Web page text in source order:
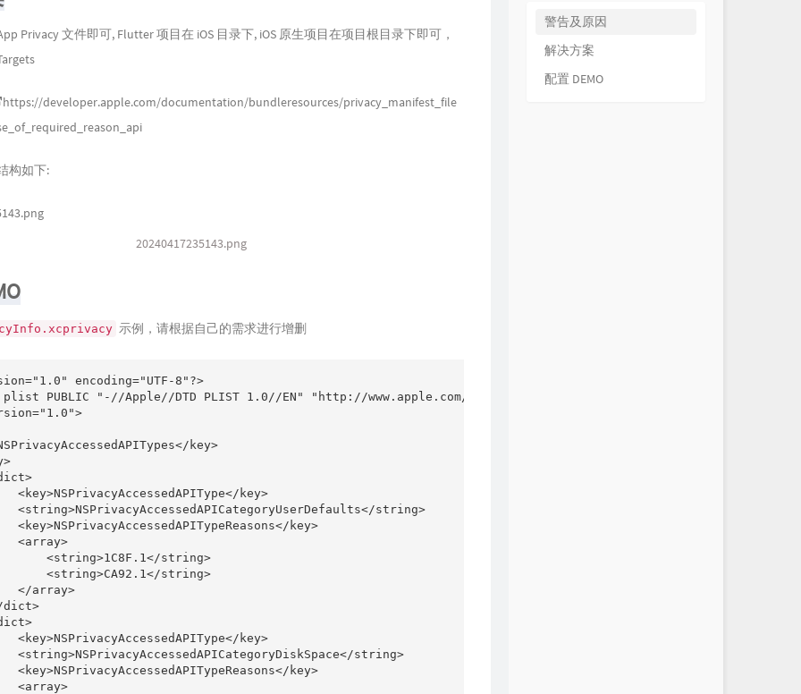
Privacy 文件即可, Flutter 项目在 iOS 目录下, iOS 原生项目在项目根目录下即可，
https://developer.apple.com/documentation/bundleresources/privacy_manifest_file
构如下:
20240417235143.png
示例，请根据自己的需求进行增删
encoding="UTF-8"?>
plist PUBLIC "-//Apple//DTD PLIST 1.0//EN" "http://www.apple.com/DTDs/PropertyList-1.0.dtd">
key>
<key>NSPrivacyAccessedAPIType</key>
<string>NSPrivacyAccessedAPICategoryUserDefaults</string>
<key>NSPrivacyAccessedAPITypeReasons</key>
<array>
<string>1C8F.1</string>
<string>CA92.1</string>
</array>
dict>
<key>NSPrivacyAccessedAPIType</key>
<string>NSPrivacyAccessedAPICategoryDiskSpace</string>
<key>NSPrivacyAccessedAPITypeReasons</key>
<array>
警告及原因
解决方案
配置 DEMO